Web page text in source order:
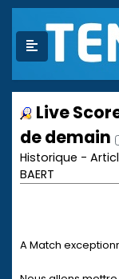
Live
de demain
Historique -
BAERT
A Match